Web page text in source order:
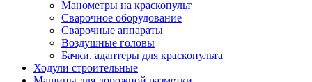
Манометры на краскопульт
Сварочное оборудование
Сварочные аппараты
Воздушные головы
Бачки, адаптеры для краскопульта
Ходули строительные